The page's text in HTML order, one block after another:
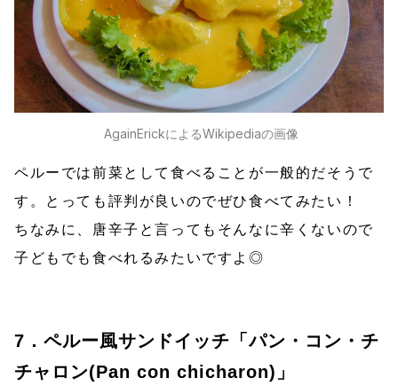
AgainErickによるWikipediaの画像
ペルーでは前菜として食べることが一般的だそうで
す。とっても評判が良いのでぜひ食べてみたい！
ちなみに、唐辛子と言ってもそんなに辛くないので
子どもでも食べれるみたいですよ◎
7．ペルー風サンドイッチ「パン・コン・チ
チャロン(Pan con chicharon)」